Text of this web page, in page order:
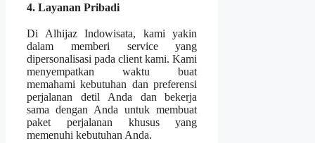
4. Layanan Pribadi
Di Alhijaz Indowisata, kami yakin
dalam memberi service yang
dipersonalisasi pada client kami. Kami
menyempatkan waktu buat
memahami kebutuhan dan preferensi
perjalanan detil Anda dan bekerja
sama dengan Anda untuk membuat
paket perjalanan khusus yang
memenuhi kebutuhan Anda.